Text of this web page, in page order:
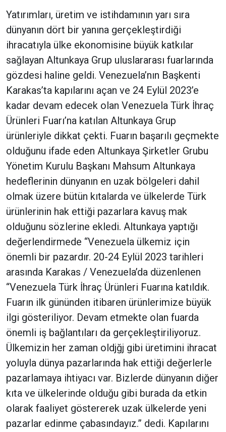
Yatırımları, üretim ve istihdamının yarı sıra
dünyanın dört bir yanına gerçekleştirdiği
ihracatıyla ülke ekonomisine büyük katkılar
sağlayan Altunkaya Grup uluslararası fuarlarında
gözdesi haline geldi. Venezuela’nın Başkenti
Karakas’ta kapılarını açan ve 24 Eylül 2023’e
kadar devam edecek olan Venezuela Türk İhraç
Ürünleri Fuarı’na katılan Altunkaya Grup
ürünleriyle dikkat çekti. Fuarın başarılı geçmekte
olduğunu ifade eden Altunkaya Şirketler Grubu
Yönetim Kurulu Başkanı Mahsum Altunkaya
hedeflerinin dünyanın en uzak bölgeleri dahil
olmak üzere bütün kıtalarda ve ülkelerde Türk
ürünlerinin hak ettiği pazarlara kavuş mak
olduğunu sözlerine ekledi. Altunkaya yaptığı
değerlendirmede “Venezuela ülkemiz için
önemli bir pazardır. 20-24 Eylül 2023 tarihleri
arasında Karakas / Venezuela’da düzenlenen
“Venezuela Türk İhraç Ürünleri Fuarına katıldık.
Fuarın ilk gününden itibaren ürünlerimize büyük
ilgi gösteriliyor. Devam etmekte olan fuarda
önemli iş bağlantıları da gerçekleştiriliyoruz.
Ülkemizin her zaman oldjğj gibi üretimini ihracat
yoluyla dünya pazarlarında hak ettiği değerlerle
pazarlamaya ihtiyacı var. Bizlerde dünyanın diğer
kıta ve ülkelerinde olduğu gibi burada da etkin
olarak faaliyet göstererek uzak ülkelerde yeni
pazarlar edinme çabasındayız.” dedi. Kapılarını